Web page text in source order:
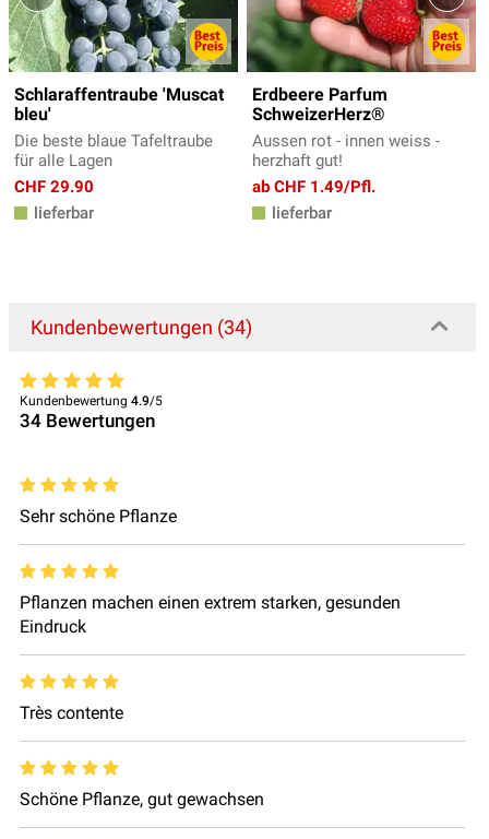
Schlaraffentraube 'Muscat
bleu'
Die beste blaue Tafeltraube
für alle Lagen
CHF 29.90
lieferbar
Erdbeere Parfum
SchweizerHerz®
Aussen rot - innen weiss -
herzhaft gut!
ab CHF 1.49/Pfl.
lieferbar
Kundenbewertungen (34)
Kundenbewertung 4.9/5
34 Bewertungen
Sehr schöne Pflanze
Pflanzen machen einen extrem starken, gesunden
Eindruck
Très contente
Schöne Pflanze, gut gewachsen